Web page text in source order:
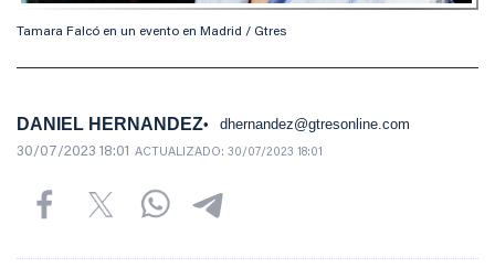
Tamara Falcó en un evento en Madrid / Gtres
DANIEL HERNANDEZ dhernandez@gtresonline.com
30/07/2023 18:01 ACTUALIZADO: 30/07/2023 18:01